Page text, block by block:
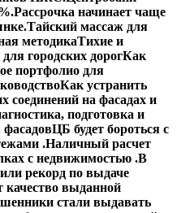
Рассрочка начинает чаще
Тайский массаж для
методикаТихие и
городских дорогКак
портфолио для
Как устранить
соединений на фасадах и
подготовка и
фасадовЦБ будет бороться с
.Наличный расчет
с недвижимостью .В
рекорд по выдаче
качество выданной
стали выдавать